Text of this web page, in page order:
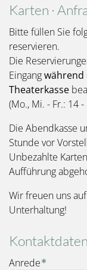
Karten ·
Bitte füllen Sie
reservieren.
Die
Eingangwährend
Theaterkasse
(Mo., Mi. - Fr.: 14
Die Abendkasse
Stunde vor
Unbezahlte
Aufführung
Wir freuen uns
Unterhaltung!
Kontaktdaten
Name
Anrede